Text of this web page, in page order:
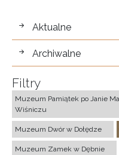
wystawy
Aktualne
Archiwalne
Filtry
Muzeum Pamiątek po Janie
Wiśniczu
Muzeum Dwór w Dołędze
Muzeum Zamek w Dębnie